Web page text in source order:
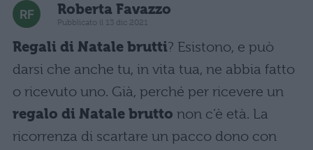
Roberta Favazzo
Pubblicato il 13 dic 2021
Regali di Natale brutti? Esistono, e può
darsi che anche tu, in vita tua, ne abbia fatto
o ricevuto uno. Già, perché per ricevere un
regalo di Natale brutto non c’è età. La
ricorrenza di scartare un pacco dono con